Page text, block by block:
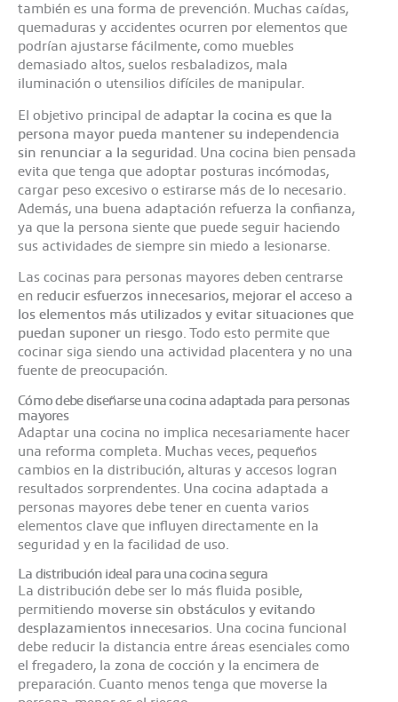
también es una forma de prevención. Muchas caídas,
quemaduras y accidentes ocurren por elementos que
podrían ajustarse fácilmente, como muebles
demasiado altos, suelos resbaladizos, mala
iluminación o utensilios difíciles de manipular.
El objetivo principal de adaptar la cocina es que la
persona mayor pueda mantener su independencia
sin renunciar a la seguridad . Una cocina bien pensada
evita que tenga que adoptar posturas incómodas,
cargar peso excesivo o estirarse más de lo necesario.
Además, una buena adaptación refuerza la confianza,
ya que la persona siente que puede seguir haciendo
sus actividades de siempre sin miedo a lesionarse.
Las cocinas para personas mayores deben centrarse
en reducir esfuerzos innecesarios, mejorar el acceso a
los elementos más utilizados y evitar situaciones que
puedan suponer un riesgo. Todo esto permite que
cocinar siga siendo una actividad placentera y no una
fuente de preocupación.
Cómo debe diseñarse una cocina adaptada para personas
mayores
Adaptar una cocina no implica necesariamente hacer
una reforma completa. Muchas veces, pequeños
cambios en la distribución, alturas y accesos logran
resultados sorprendentes. Una cocina adaptada a
personas mayores debe tener en cuenta varios
elementos clave que influyen directamente en la
seguridad y en la facilidad de uso.
La distribución ideal para una cocina segura
La distribución debe ser lo más fluida posible,
permitiendo moverse sin obstáculos y evitando
desplazamientos innecesarios. Una cocina funcional
debe reducir la distancia entre áreas esenciales como
el fregadero, la zona de cocción y la encimera de
preparación. Cuanto menos tenga que moverse la